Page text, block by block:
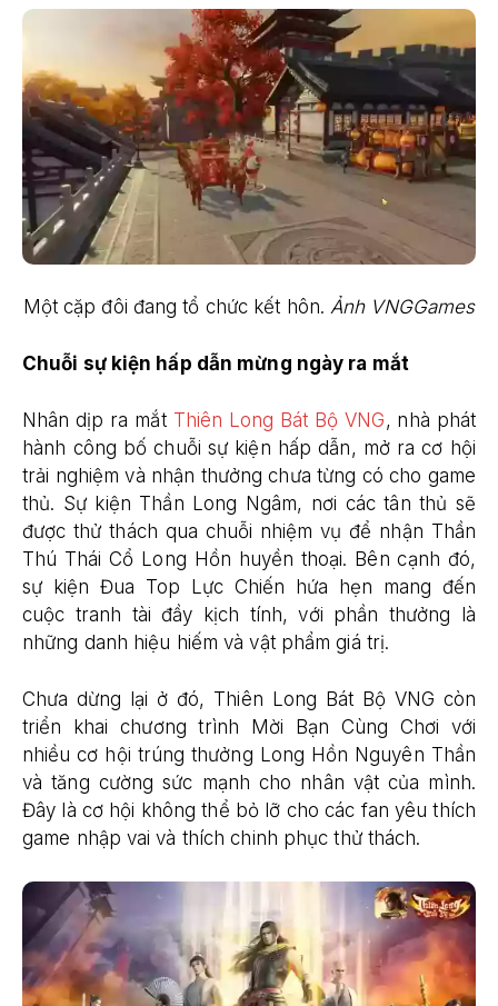
Một cặp đôi đang tổ chức kết hôn. Ảnh VNGGames
Chuỗi sự kiện hấp dẫn mừng ngày ra mắt
Nhân dịp ra mắt Thiên Long Bát Bộ VNG, nhà phát
hành công bố chuỗi sự kiện hấp dẫn, mở ra cơ hội
trải nghiệm và nhận thưởng chưa từng có cho game
thủ. Sự kiện Thần Long Ngâm, nơi các tân thủ sẽ
được thử thách qua chuỗi nhiệm vụ để nhận Thần
Thú Thái Cổ Long Hồn huyền thoại. Bên cạnh đó,
sự kiện Đua Top Lực Chiến hứa hẹn mang đến
cuộc tranh tài đầy kịch tính, với phần thưởng là
những danh hiệu hiếm và vật phẩm giá trị.
Chưa dừng lại ở đó, Thiên Long Bát Bộ VNG còn
triển khai chương trình Mời Bạn Cùng Chơi với
nhiều cơ hội trúng thưởng Long Hồn Nguyên Thần
và tăng cường sức mạnh cho nhân vật của mình.
Đây là cơ hội không thể bỏ lỡ cho các fan yêu thích
game nhập vai và thích chinh phục thử thách.